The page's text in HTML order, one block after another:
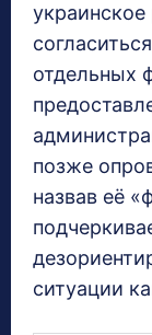
отдельных
позже
назвав её
ситуации